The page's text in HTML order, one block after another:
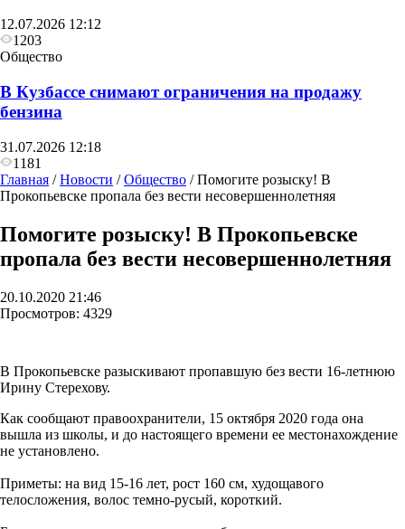
12.07.2026 12:12
1203
Общество
В Кузбассе снимают ограничения на продажу
бензина
31.07.2026 12:18
1181
Главная /Новости /Общество /Помогите розыску! В
Прокопьевске пропала без вести несовершеннолетняя
Помогите розыску! В Прокопьевске
пропала без вести несовершеннолетняя
20.10.2020 21:46
Просмотров: 4329
В Прокопьевске разыскивают пропавшую без вести 16-летнюю
Ирину Стерехову.
Как сообщают правоохранители, 15 октября 2020 года она
вышла из школы, и до настоящего времени ее местонахождение
не установлено.
Приметы: на вид 15-16 лет, рост 160 см, худощавого
телосложения, волос темно-русый, короткий.